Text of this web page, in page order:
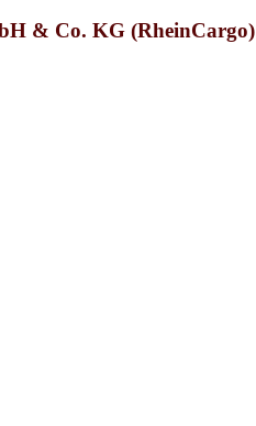
& Co. KG (RheinCargo)